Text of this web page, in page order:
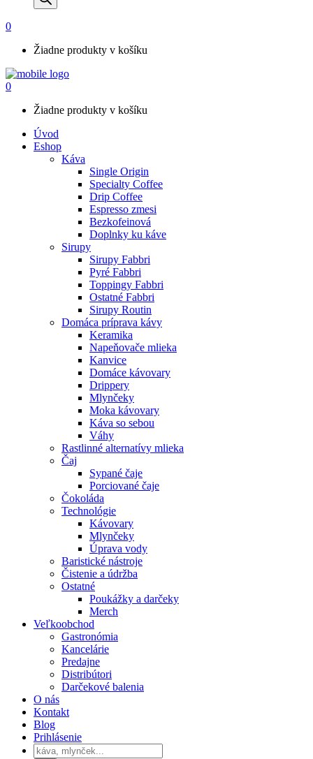
0
Žiadne produkty v košíku
0
Žiadne produkty v košíku
Úvod
Eshop
Káva
Single Origin
Specialty Coffee
Drip Coffee
Espresso zmesi
Bezkofeinová
Doplnky ku káve
Sirupy
Sirupy Fabbri
Pyré Fabbri
Toppingy Fabbri
Ostatné Fabbri
Sirupy Routin
Domáca príprava kávy
Keramika
Napeňovače mlieka
Kanvice
Domáce kávovary
Drippery
Mlynčeky
Moka kávovary
Káva so sebou
Váhy
Rastlinné alternatívy mlieka
Čaj
Sypané čaje
Porciované čaje
Čokoláda
Technológie
Kávovary
Mlynčeky
Úprava vody
Baristické nástroje
Čistenie a údržba
Ostatné
Poukážky a darčeky
Merch
Veľkoobchod
Gastronómia
Kancelárie
Predajne
Distribútori
Darčekové balenia
O nás
Kontakt
Blog
Prihlásenie
Products